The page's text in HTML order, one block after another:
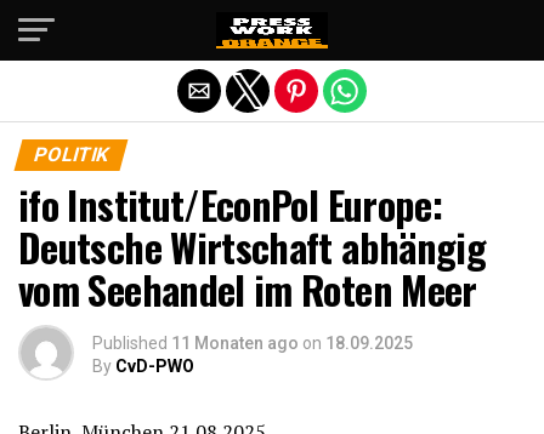
POLITIK
ifo Institut/EconPol Europe:
Deutsche Wirtschaft abhängig
vom Seehandel im Roten Meer
Published 11 Monaten ago on 18.09.2025
By CvD-PWO
Die mobile Version verlassen